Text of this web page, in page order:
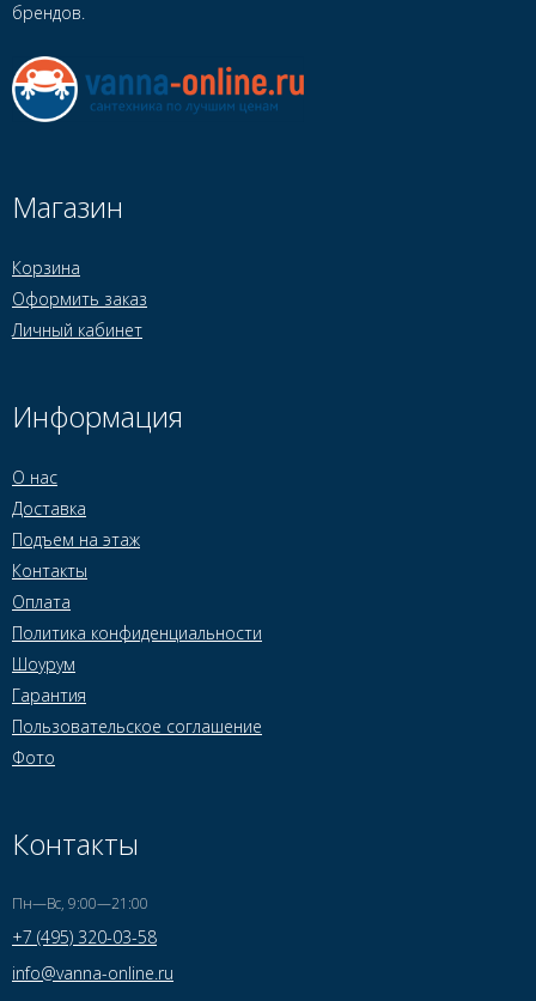
брендов.
Магазин
Корзина
Оформить заказ
Личный кабинет
Информация
О нас
Доставка
Подъем на этаж
Контакты
Оплата
Политика конфиденциальности
Шоурум
Гарантия
Пользовательское соглашение
Фото
Контакты
Пн—Вс, 9:00—21:00
+7 (495) 320-03-58
info@vanna-online.ru